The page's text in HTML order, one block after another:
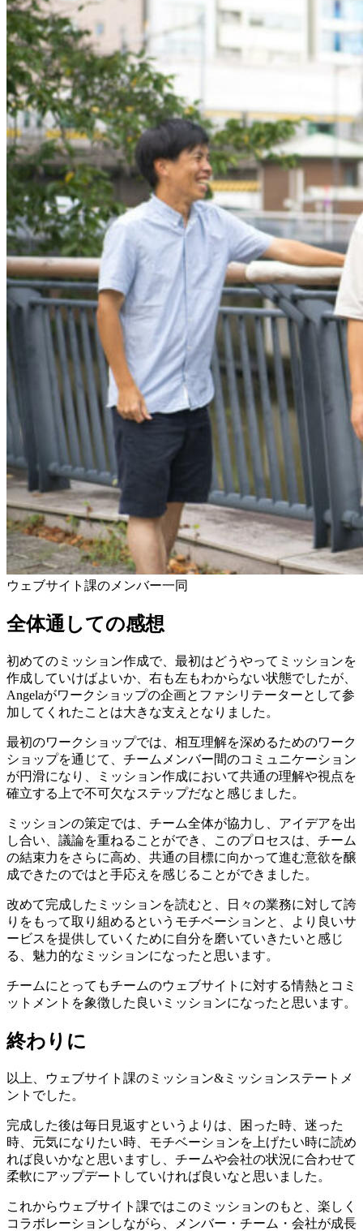
ウェブサイト課のメンバー一同
全体通しての感想
初めてのミッション作成で、最初はどうやってミッションを
作成していけばよいか、右も左もわからない状態でしたが、
Angelaがワークショップの企画とファシリテーターとして参
加してくれたことは大きな支えとなりました。
最初のワークショップでは、相互理解を深めるためのワーク
ショップを通じて、チームメンバー間のコミュニケーション
が円滑になり、ミッション作成において共通の理解や視点を
確立する上で不可欠なステップだなと感じました。
ミッションの策定では、チーム全体が協力し、アイデアを出
し合い、議論を重ねることができ、このプロセスは、チーム
の結束力をさらに高め、共通の目標に向かって進む意欲を醸
成できたのではと手応えを感じることができました。
改めて完成したミッションを読むと、日々の業務に対して誇
りをもって取り組めるというモチベーションと、より良いサ
ービスを提供していくために自分を磨いていきたいと感じ
る、魅力的なミッションになったと思います。
チームにとってもチームのウェブサイトに対する情熱とコミ
ットメントを象徴した良いミッションになったと思います。
終わりに
以上、ウェブサイト課のミッション&ミッションステートメ
ントでした。
完成した後は毎日見返すというよりは、困った時、迷った
時、元気になりたい時、モチベーションを上げたい時に読め
れば良いかなと思いますし、チームや会社の状況に合わせて
柔軟にアップデートしていければ良いなと思いました。
これからウェブサイト課ではこのミッションのもと、楽しく
コラボレーションしながら、メンバー・チーム・会社が成長